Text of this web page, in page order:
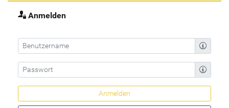
Anmelden